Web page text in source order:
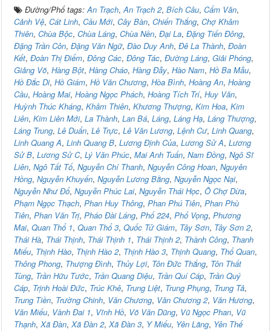
Đường/Phố tags:An Trạch,An Trạch 2, Bích Câu, Cẩm Văn,
Cảnh Vệ, Cát Linh, Cầu Mới, Cây Bàn, Chiến Thắng, Chợ Khâm
Thiên, Chùa Bộc, Chùa Láng, Chùa Nền, Đại La, Đặng Tiến Đông,
Đặng Trần Côn, Đặng Văn Ngữ, Đào Duy Anh, Đê La Thành, Đoàn
Kết, Đoàn Thị Điểm, Đông Các, Đông Tác, Đường Láng, Giải Phóng,
Giảng Võ, Hàng Bột, Hàng Cháo, Hàng Đẫy, Hào Nam, Hồ Ba Mẫu,
Hồ Đắc Di, Hồ Giám, Hồ Văn Chương, Hòa Bình, Hoàng An, Hoàng
Cầu, Hoàng Mai, Hoàng Ngọc Phách, Hoàng Tích Trí, Huy Văn,
Huỳnh Thúc Kháng, Khâm Thiên, Khương Thượng, Kim Hoa, Kim
Liên, Kim Liên Mới, La Thành, Lan Bá, Láng, Láng Hạ, Láng Thượng,
Láng Trung, Lê Duẩn, Lê Trực, Lê Văn Lương, Lệnh Cư, Linh Quang,
Linh Quang A, Linh Quang B, Lương Định Của, Lương Sử A, Lương
Sử B, Lương Sử C, Lý Văn Phúc, Mai Anh Tuấn, Nam Đồng, Ngô Sĩ
Liên, Ngô Tất Tố, Nguyễn Chí Thanh, Nguyễn Công Hoan, Nguyên
Hồng, Nguyễn Khuyến, Nguyễn Lương Bằng, Nguyễn Ngọc Nại,
Nguyễn Như Đổ, Nguyễn Phúc Lai, Nguyễn Thái Học, Ô Chợ Dừa,
Phạm Ngọc Thạch, Phan Huy Thông, Phan Phú Tiên, Phan Phù
Tiên, Phan Văn Trị, Pháo Đài Láng, Phố 224, Phố Vọng, Phương
Mai, Quan Thổ 1, Quan Thổ 3, Quốc Tử Giám, Tây Sơn, Tây Sơn 2,
Thái Hà, Thái Thịnh, Thái Thịnh 1, Thái Thịnh 2, Thành Công, Thanh
Miếu, Thịnh Hào, Thịnh Hào 2, Thịnh Hào 3, Thịnh Quang, Thổ Quan,
Thông Phong, Thượng Đình, Thủy Lợi, Tôn Đức Thắng, Tôn Thất
Tùng, Trần Hữu Tước, Trần Quang Diệu, Trần Quí Cáp, Trần Quý
Cáp, Trịnh Hoài Đức, Trúc Khê, Trung Liệt, Trung Phụng, Trung Tả,
Trung Tiền, Trường Chinh, Văn Chương, Văn Chương 2, Văn Hương,
Văn Miếu, Vành Đai 1, Vĩnh Hồ, Võ Văn Dũng, Vũ Ngọc Phan, Vũ
Thạnh, Xã Đàn, Xã Đàn 2, Xã Đàn 3, Y Miếu, Yên Lãng, Yên Thế